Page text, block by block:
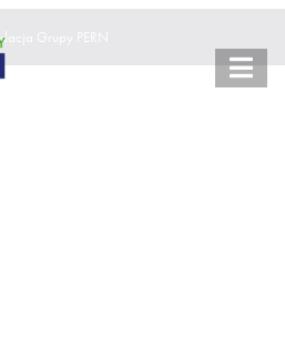
Grupy PERN